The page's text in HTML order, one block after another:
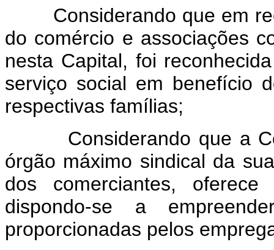
Considerando que em
do comércio e associações
nesta Capital, foi
serviço social em benefício
respectivas famílias;
Considerando que a
órgão máximo sindical da
dos comerciantes,
dispondo-se a
proporcionadas pelos